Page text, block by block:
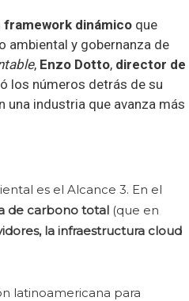
framework dinámico que
ambiental y gobernanza de
, Enzo Dotto, director de
los números detrás de su
una industria que avanza más
es el Alcance 3. En el
de carbono total (que en
la infraestructura cloud
latinoamericana para